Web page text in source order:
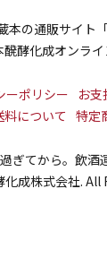
本の通販サイト
醗酵化成オンラ
ーポリシー
お支
について 特定
ぎてから。飲酒
成株式会社. All